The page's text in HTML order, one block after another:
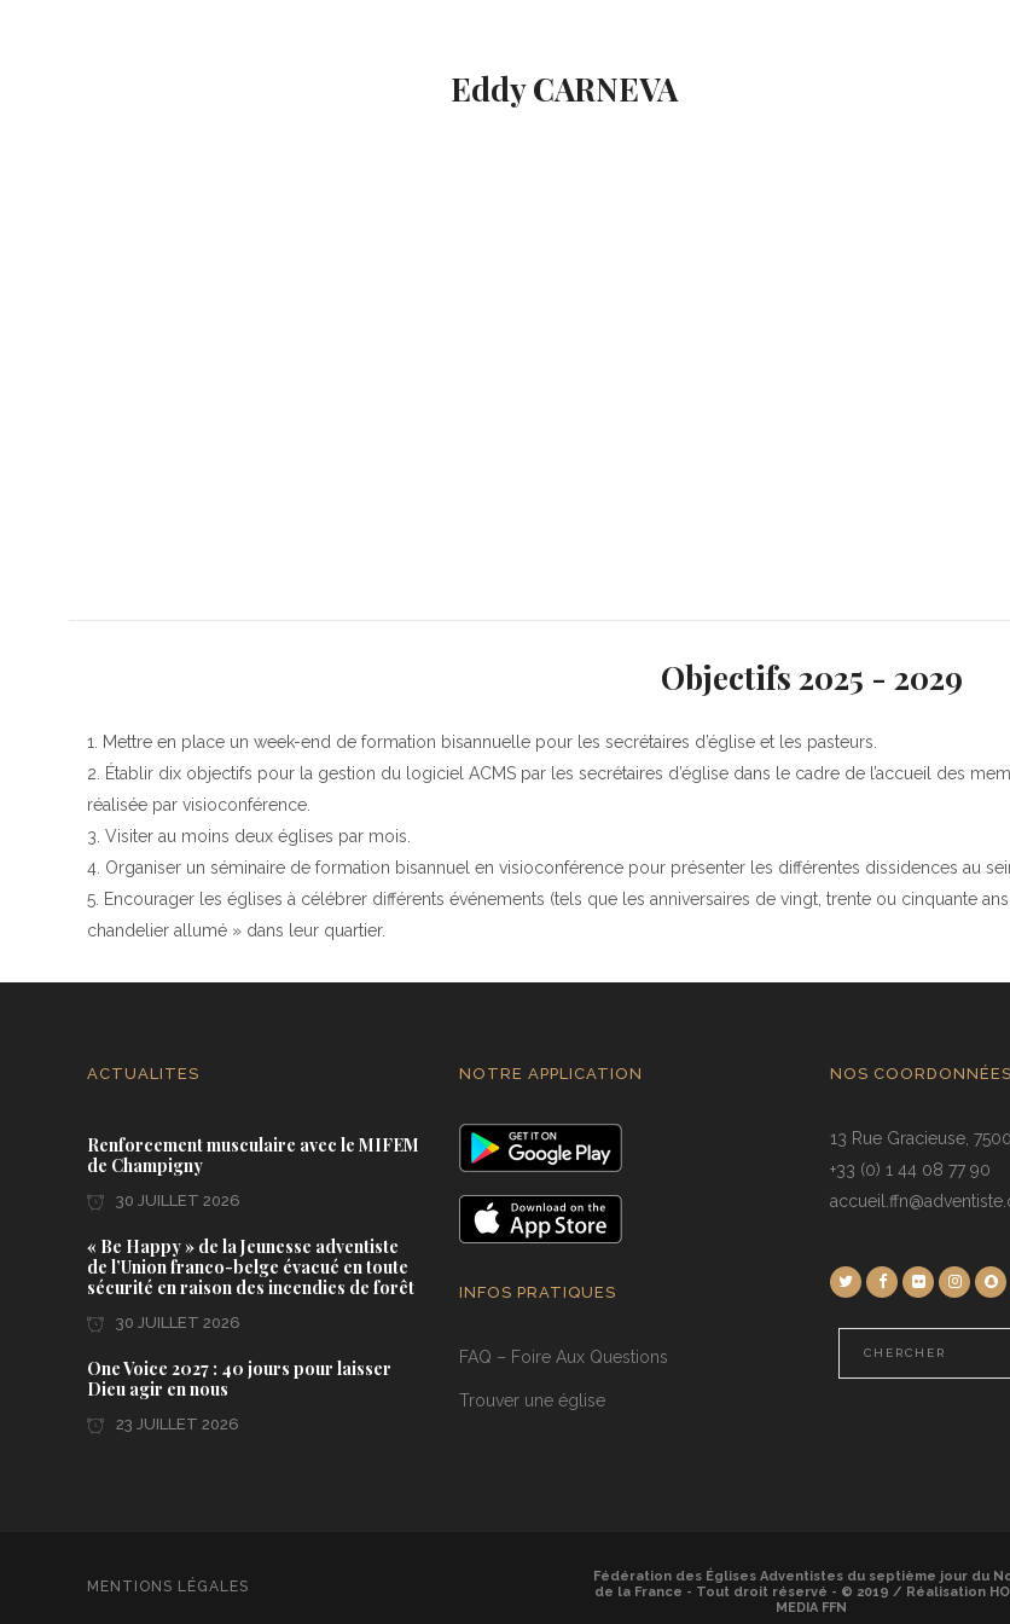
Eddy CARNEVA
Objectifs 2025 - 2029
Mettre en place un week-end de formation bisannuelle pour les secrétaires d’église et les pasteurs.
Établir dix objectifs pour la gestion du logiciel ACMS par les secrétaires d’église dans le cadre de l’accueil des
réalisée par visioconférence.
Visiter au moins deux églises par mois.
Organiser un séminaire de formation bisannuel en visioconférence pour présenter les différentes dissidences au
Encourager les églises à célébrer différents événements (tels que les anniversaires de vingt, trente ou cinquante
chandelier allumé » dans leur quartier.
ACTUALITES
Renforcement musculaire avec le MIFEM
de Champigny
30 JUILLET 2026
« Be Happy » de la Jeunesse adventiste
de l’Union franco-belge évacué en toute
sécurité en raison des incendies de forêt
30 JUILLET 2026
One Voice 2027 : 40 jours pour laisser
Dieu agir en nous
23 JUILLET 2026
NOTRE APPLICATION
INFOS PRATIQUES
FAQ – Foire Aux Questions
Trouver une église
NOS COORDONNÉES
13 Rue Gracieuse,
+33 (0) 1 44 08 77 90
MENTIONS LÉGALES
Fédération des Églises Adventistes du septième jour du
de la France - Tout droit réservé - © 2019 / Réalisation
MEDIA FFN